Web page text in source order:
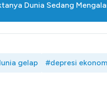
Dunia Sedang
gelap #depresi